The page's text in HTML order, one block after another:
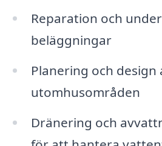
Reparation och
beläggningar
Planering och design
utomhusområden
Dränering och